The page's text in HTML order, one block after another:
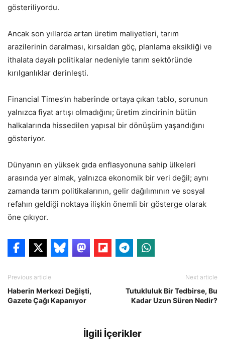
gösteriliyordu.
Ancak son yıllarda artan üretim maliyetleri, tarım
arazilerinin daralması, kırsaldan göç, planlama eksikliği ve
ithalata dayalı politikalar nedeniyle tarım sektöründe
kırılganlıklar derinleşti.
Financial Times’ın haberinde ortaya çıkan tablo, sorunun
yalnızca fiyat artışı olmadığını; üretim zincirinin bütün
halkalarında hissedilen yapısal bir dönüşüm yaşandığını
gösteriyor.
Dünyanın en yüksek gıda enflasyonuna sahip ülkeleri
arasında yer almak, yalnızca ekonomik bir veri değil; aynı
zamanda tarım politikalarının, gelir dağılımının ve sosyal
refahın geldiği noktaya ilişkin önemli bir gösterge olarak
öne çıkıyor.
Previous article
Haberin Merkezi Değişti,
Gazete Çağı Kapanıyor
Next article
Tutukluluk Bir Tedbirse, Bu
Kadar Uzun Süren Nedir?
İlgili İçerikler